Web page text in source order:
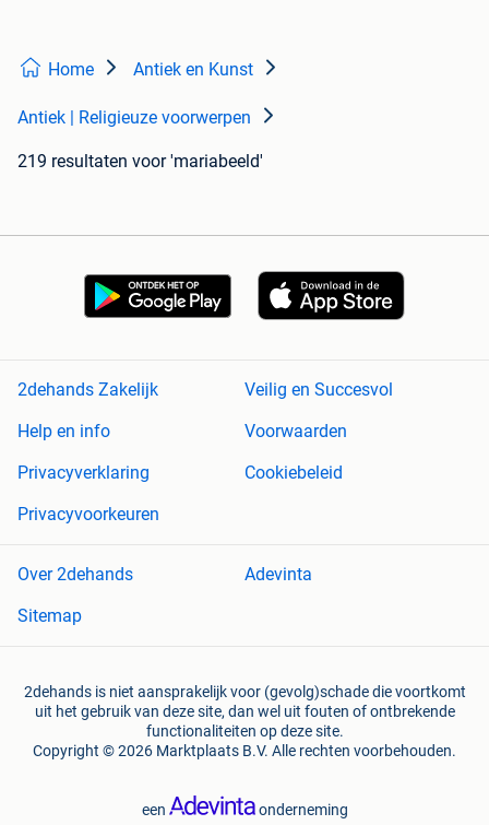
Home Antiek en Kunst
Antiek | Religieuze voorwerpen
219 resultaten voor 'mariabeeld'
2dehands Zakelijk
Veilig en Succesvol
Help en info
Voorwaarden
Privacyverklaring
Cookiebeleid
Privacyvoorkeuren
Over 2dehands
Adevinta
Sitemap
2dehands is niet aansprakelijk voor (gevolg)schade die voortkomt
uit het gebruik van deze site, dan wel uit fouten of ontbrekende
functionaliteiten op deze site.
Copyright © 2026 Marktplaats B.V. Alle rechten voorbehouden.
een onderneming